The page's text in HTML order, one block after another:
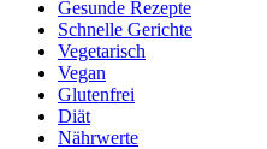
Gesunde Rezepte
Schnelle Gerichte
Vegetarisch
Vegan
Glutenfrei
Diät
Nährwerte